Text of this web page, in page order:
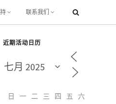
联系我们
近期活动日历
日 一 二 三 四 五